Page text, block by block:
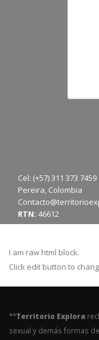
Cel: (+57) 311 373 7459
Pereira, Colombia
RTN: 46612
I am raw html block.
Click edit button to
**Territorio Explora
sexual y demás formas